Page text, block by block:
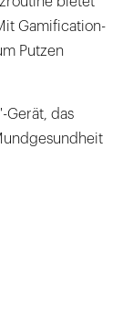
Gamification-
Putzen
Gerät, das